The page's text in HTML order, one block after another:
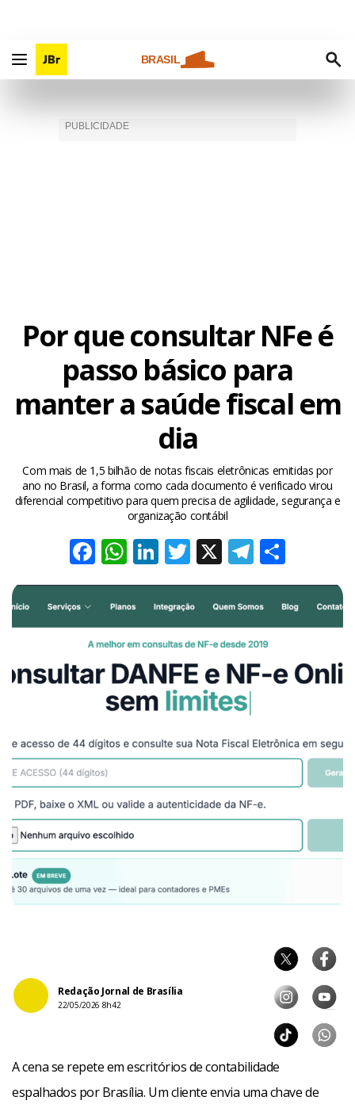
BRASIL
Por que consultar NFe é
passo básico para
manter a saúde fiscal em
dia
Com mais de 1,5 bilhão de notas fiscais eletrônicas emitidas por
ano no Brasil, a forma como cada documento é verificado virou
diferencial competitivo para quem precisa de agilidade, segurança e
organização contábil
Facebook
WhatsApp
LinkedIn
Twitter
X
Redação Jornal de Brasília
22/05/2026 8h42
A cena se repete em escritórios de contabilidade
espalhados por Brasília. Um cliente envia uma chave de